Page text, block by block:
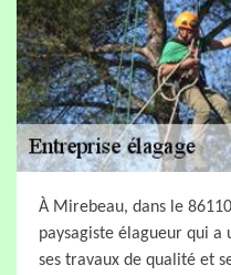
À Mirebeau, dans le
paysagiste élagueur qui a
ses travaux de qualité et